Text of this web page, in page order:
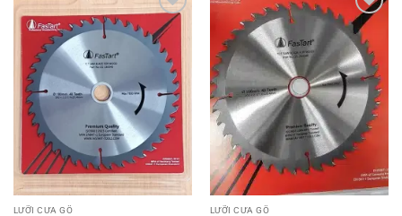
Add to
wishlist
LƯỠI CƯA GỖ
Add to
wishlist
LƯỠI CƯA GỖ